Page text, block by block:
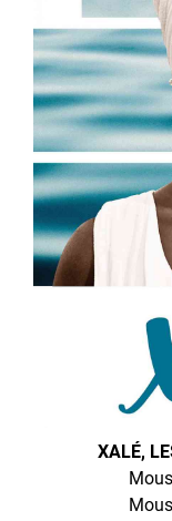
XALÉ,